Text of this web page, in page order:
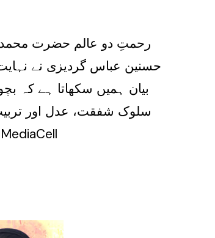
رحمتِ دو عالم حضرت محمد
حسنین عباس گردیزی نے
بیان ہمیں سکھاتا ہے کہ
سلوک شفقت، عدل اور